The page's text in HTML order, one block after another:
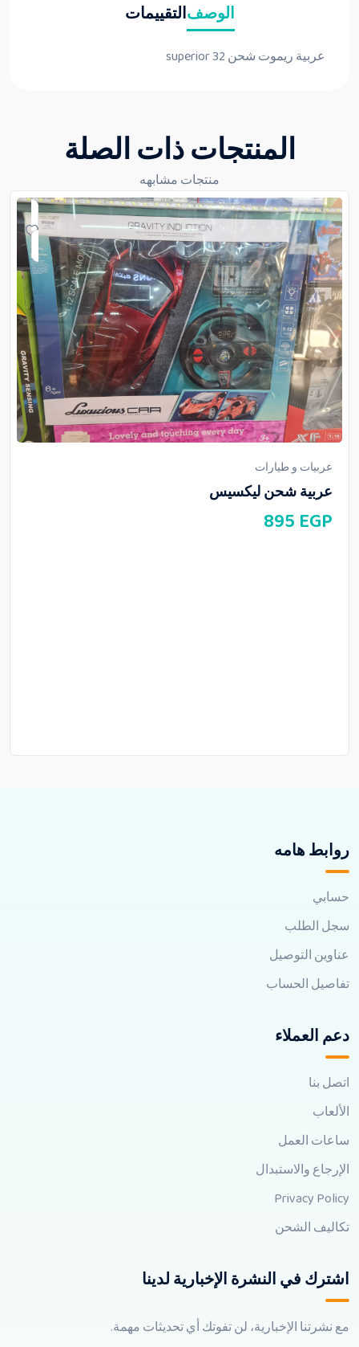
الوصفالتقييمات
عربية ريموت شحن 32 superior
المنتجات ذات الصلة
منتجات مشابهه
عربيات و طيارات
عربية شحن ليكسيس
895 EGP
روابط هامه
حسابي
سجل الطلب
عناوين التوصيل
تفاصيل الحساب
دعم العملاء
اتصل بنا
الألعاب
ساعات العمل
الإرجاع والاستبدال
Privacy Policy
تكاليف الشحن
اشترك في النشرة الإخبارية لدينا
مع نشرتنا الإخبارية، لن تفوتك أي تحديثات مهمة.